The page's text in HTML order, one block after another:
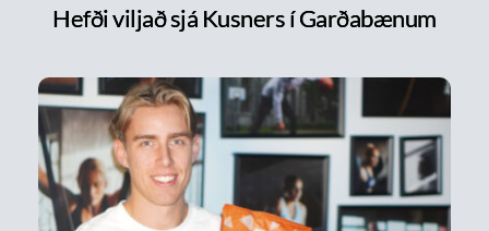
Hefði viljað sjá Kusners í Garðabænum